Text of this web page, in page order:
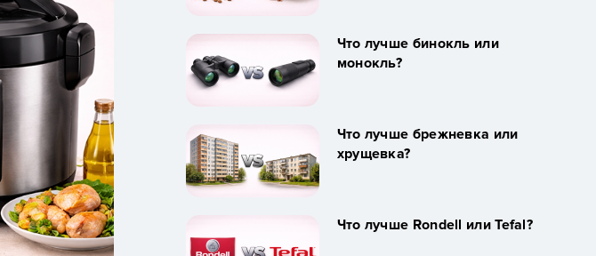
Что лучше бинокль или
монокль?
Что лучше брежневка или
хрущевка?
Что лучше Rondell или Tefal?